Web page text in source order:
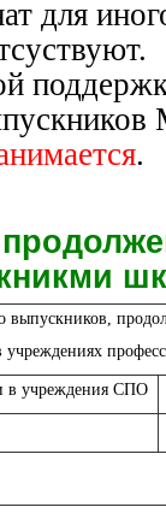
для
.
выпускников,
учреждениях
в учреждения СПО